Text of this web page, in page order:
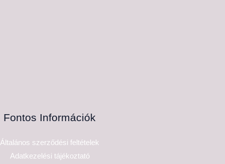
Fontos Információk
Általános szerződési feltételek
Adatkezelési tájékoztató